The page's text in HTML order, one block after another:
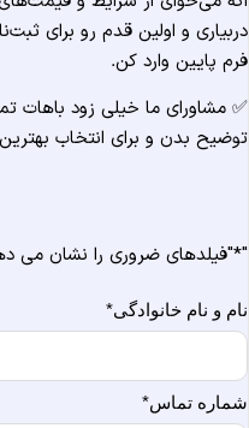
و اولین قدم رو برای
پایین وارد کن.
مشاورای ما خیلی زود باهات
بدن و برای انتخاب
*"فیلدهای ضروری را نشان می
و نام خانوادگی *
تماس *